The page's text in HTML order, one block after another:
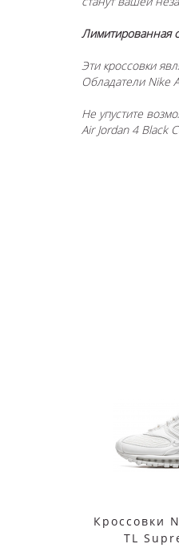
Лимитированная
Эти кроссовки
Обладатели Nike
Не упустите
Air Jordan 4 Black
Кроссовки
TL